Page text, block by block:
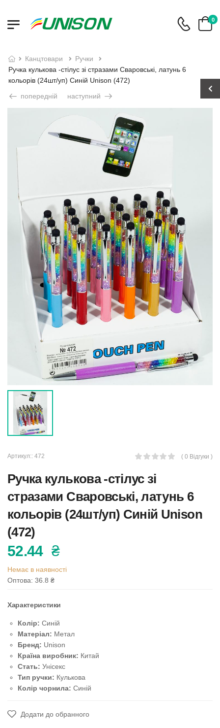
0
канцтовари
ручки
Ручка кулькова -стілус зі стразами Сваровські, латунь 6
кольорів (24шт/уп) Синій Unison (472)
попередній
наступний
Артикул:: 472 ( 0 Відгуки )
Ручка кулькова -стілус зі
стразами Сваровські, латунь 6
кольорів (24шт/уп) Синій Unison
(472)
52.44 ₴
Немає в наявності
Оптова: 36.8 ₴
Характеристики
Колір: Синій
Матеріал: Метал
Бренд: Unison
Країна виробник: Китай
Стать: Унісекс
Тип ручки: Кулькова
Колір чорнила: Синій
Додати до обранного